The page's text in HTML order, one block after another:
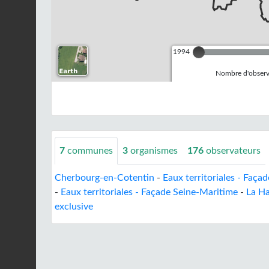
1994
Nombre
7 communes 3 organismes 176 observateurs
Cherbourg-en-Cotentin - Eaux territoriales -
- Eaux territoriales - Façade Seine-Maritime - La
exclusive